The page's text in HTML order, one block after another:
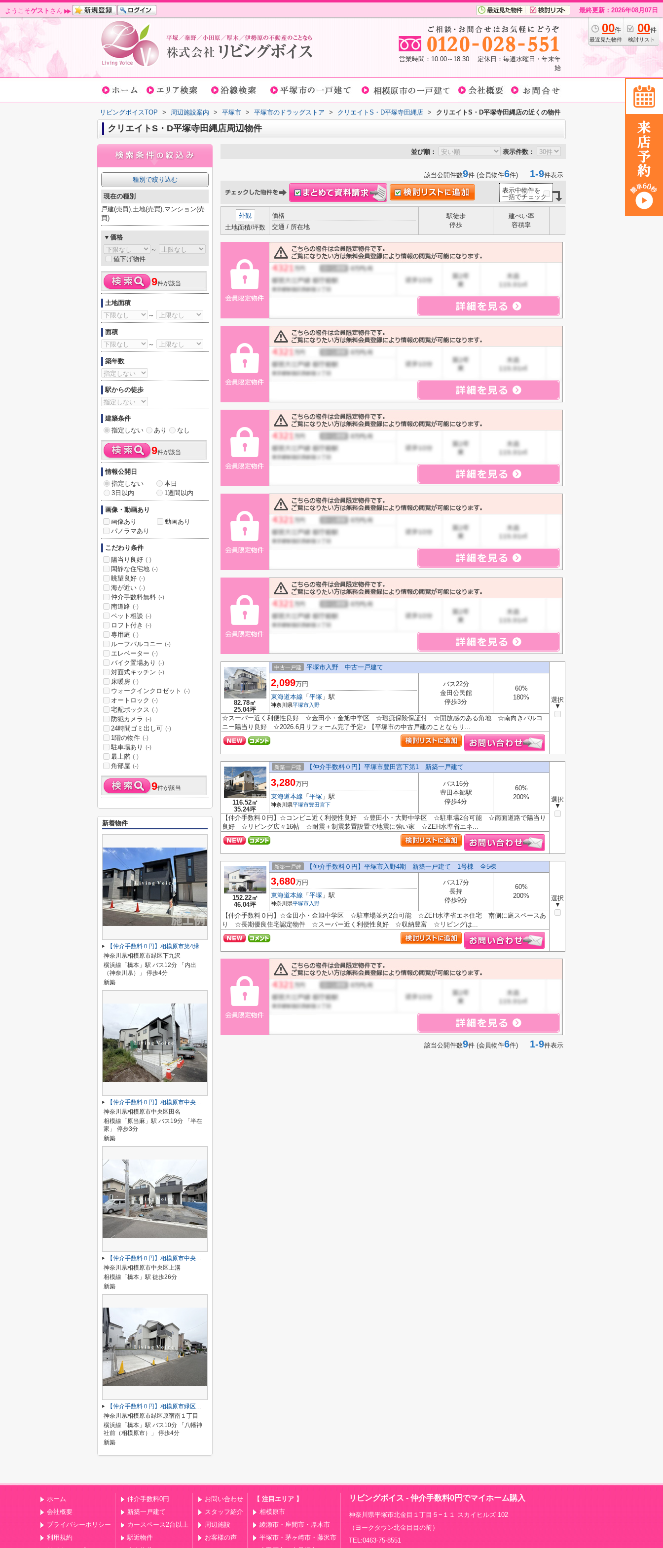
ようこそゲスト さん 最終更新：2026年08月07日
00件
最近見た物件
00件
検討リスト
営業時間：10:00～18:30 定休日：毎週水曜日・年末年
始
リビングボイスTOP > 周辺施設案内 > 平塚市 > 平塚市のドラッグストア > クリエイトS・D平塚寺田縄店 > クリエイトS・D平塚寺田縄店の近くの物件
クリエイトS・D平塚寺田縄店周辺物件
並び順： 表示件数：
該当公開件数9件 (会員物件6件) 1-9件表示
表示中物件を
一括でチェック
外観
土地面積/坪数
価格
交通 / 所在地
駅徒歩
停歩
建ぺい率
容積率
82.78㎡
25.04坪
中古一戸建 平塚市入野 中古一戸建て
選択
▼
2,099万円
東海道本線 「 平塚 」駅
神奈川県平塚市入野
バス22分
金田公民館
停歩3分
60%
180%
☆スーパー近く利便性良好 ☆金田小・金旭中学区 ☆瑕疵保険保証付 ☆開放感のある角地 ☆南向きバルコ
ニー陽当り良好 ☆2026.6月リフォーム完了予定♪ 【平塚市の中古戸建のことならリ...
116.52㎡
35.24坪
新築一戸建 【仲介手数料０円】平塚市豊田宮下第1 新築一戸建て
選択
▼
3,280万円
東海道本線 「 平塚 」駅
神奈川県平塚市豊田宮下
バス16分
豊田本郷駅
停歩4分
60%
200%
【仲介手数料０円】☆コンビニ近く利便性良好 ☆豊田小・大野中学区 ☆駐車場2台可能 ☆南面道路で陽当り
良好 ☆リビング広々16帖 ☆耐震＋制震装置設置で地震に強い家 ☆ZEH水準省エネ...
152.22㎡
46.04坪
新築一戸建 【仲介手数料０円】平塚市入野4期 新築一戸建て 1号棟 全5棟
選択
▼
3,680万円
東海道本線 「 平塚 」駅
神奈川県平塚市入野
バス17分
長持
停歩9分
60%
200%
【仲介手数料０円】☆金田小・金旭中学区 ☆駐車場並列2台可能 ☆ZEH水準省エネ住宅 南側に庭スペースあ
り ☆長期優良住宅認定物件 ☆スーパー近く利便性良好 ☆収納豊富 ☆リビングは...
該当公開件数9件 (会員物件6件) 1-9件表示
種別で絞り込む
現在の種別
戸建(売買),土地(売買),マンション(売
買)
▼価格
～
値下げ物件
9件が該当
土地面積
～
面積
～
築年数
駅からの徒歩
建築条件
指定しない
あり なし
9件が該当
情報公開日
指定しない
本日
3日以内
1週間以内
画像・動画あり
画像あり
動画あり
パノラマあり
こだわり条件
陽当り良好 (-)
閑静な住宅地 (-)
眺望良好 (-)
海が近い (-)
仲介手数料無料 (-)
南道路 (-)
ペット相談 (-)
ロフト付き (-)
専用庭 (-)
ルーフバルコニー (-)
エレベーター (-)
バイク置場あり (-)
対面式キッチン (-)
床暖房 (-)
ウォークインクロゼット (-)
オートロック (-)
宅配ボックス (-)
防犯カメラ (-)
24時間ゴミ出し可 (-)
1階の物件 (-)
駐車場あり (-)
最上階 (-)
角部屋 (-)
9件が該当
新着物件
【仲介手数料０円】相模原市第4緑区下九沢 新築一戸建て 全4棟
神奈川県相模原市緑区下九沢
横浜線「橋本」駅 バス12分 「内出
（神奈川県）」 停歩4分
新築
【仲介手数料０円】相模原市中央区田名 新築一戸建て 全3棟
神奈川県相模原市中央区田名
相模線「原当麻」駅 バス19分 「半在
家」 停歩3分
新築
【仲介手数料０円】相模原市中央区上溝 新築一戸建て 全4棟
神奈川県相模原市中央区上溝
相模線「橋本」駅 徒歩26分
新築
【仲介手数料０円】相模原市緑区原宿南1丁目第1期 新築一戸建て 全7棟
神奈川県相模原市緑区原宿南１丁目
横浜線「橋本」駅 バス10分 「八幡神
社前（相模原市）」 停歩4分
新築
ホーム
会社概要
プライバシーポリシー
利用規約
仲介手数料0円
新築一戸建て
カースペース2台以上
駅近物件
お問い合わせ
スタッフ紹介
周辺施設
お客様の声
【 注目エリア 】
相模原市
綾瀬市・座間市・厚木市
平塚市・茅ヶ崎市・藤沢市
リビングボイス - 仲介手数料0円でマイホーム購入
神奈川県平塚市北金目１丁目５−１１ スカイヒルズ 102
（ヨークタウン北金目目の前）
TEL:0463-75-8551